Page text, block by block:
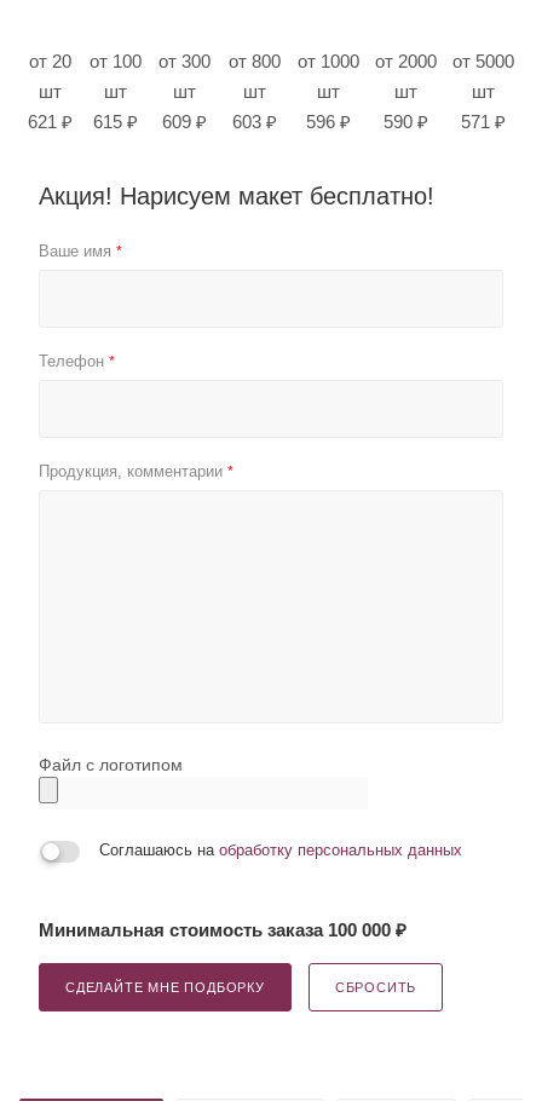
от 20
шт
621 ₽
от 100
шт
615 ₽
от 300
шт
609 ₽
от 800
шт
603 ₽
от 1000
шт
596 ₽
от 2000
шт
590 ₽
от 5000
шт
571 ₽
Акция! Нарисуем макет бесплатно!
Ваше имя *
Телефон *
Продукция, комментарии *
Файл с логотипом
Соглашаюсь на обработку персональных данных
Минимальная стоимость заказа 100 000 ₽
СДЕЛАЙТЕ МНЕ ПОДБОРКУ СБРОСИТЬ